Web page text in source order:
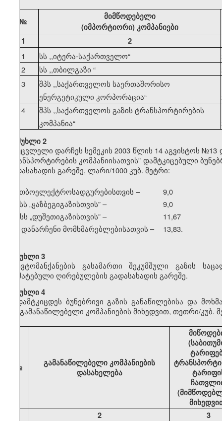
№
მიმწოდებელი
(იმპორტიორი) კომპანიები
1
2
1
სს ,,იტერა-საქართველო“
2
სს ,,თბილგაზი “
3
შპს ,,საქართველოს საერთაშორისო
ენერგეტიკული კორპორაცია“
4
შპს ,,საქართველოს გაზის ტრანსპორტირების
კომპანია“
მუხლი 2
უცვლელი დარჩეს სემეკის 2003 წლის 14 აგვისტოს
ტრანსპორტირების კომპანიისათვის” დამტკიცებული
გადასახადის გარეშე, ლარი/1000 კუბ. მეტრი:
ა) თბოელექტროსადგურებისთვის –
9,0
ბ) სს„ყაზბეგიგაზისთვის” –
9,0
გ) სს„დუშეთიგაზისთვის” –
11,67
დ) დანარჩენი მომხმარებლებისათვის –
13,83.
მუხლი 3
ავტომანქანების გასამართი შეკუმშული გაზის
დამატებული ღირებულების გადასახადის გარეშე.
მუხლი 4
დამტკიცდეს ბუნებრივი გაზის განაწილებისა და
გაზგამანაწილებელი კომპანიების მიხედვით, თეთრი/კუბ.
№
გამანაწილებელი კომპანიების
დასახელება
2
3